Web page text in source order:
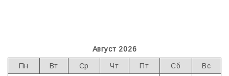
Август 2026
Пн Вт Ср Чт Пт Сб
Вс